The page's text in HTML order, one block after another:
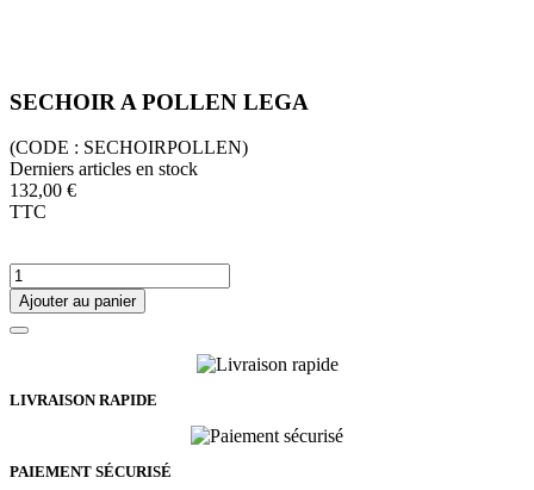
SECHOIR A POLLEN LEGA
(CODE : SECHOIRPOLLEN)
Derniers articles en stock
132,00 €
TTC
Ajouter au panier
LIVRAISON RAPIDE
PAIEMENT SÉCURISÉ